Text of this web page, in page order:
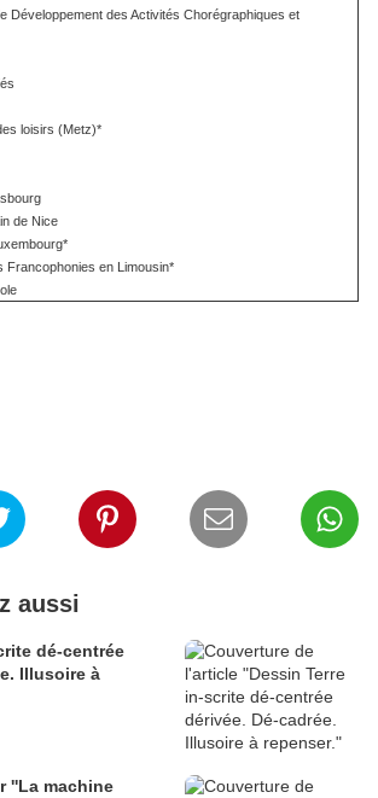
Développement des Activités Chorégraphiques et
loisirs (Metz)*
de Nice
Francophonies en Limousin*
aussi
dé-centrée
Illusoire à
''La machine